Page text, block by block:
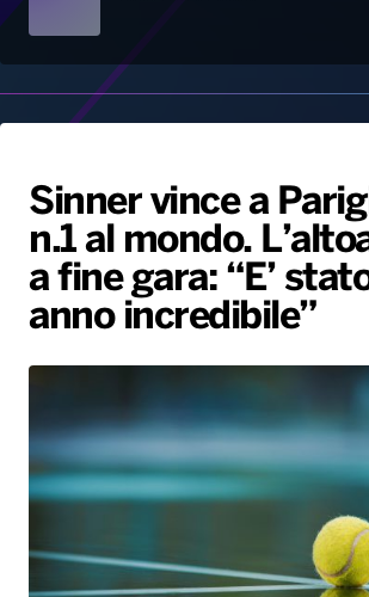
Palinsesto
Hit Dance
Giochi&Concorsi
PALATOUR
Notizie
Locali
Musica e
Sport
Leggerissime
Playlist
Generale
Novità
Notiziario
Interviste
Speciale
Gallery
Radio Norba News TV
Voce al Bari
Gallery
Sinner vince a
n.1 al mondo.
a fine gara: “E’
anno incredibile”